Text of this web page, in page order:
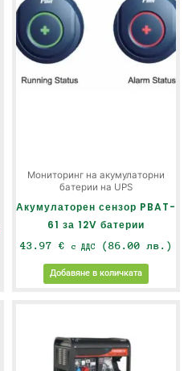
Мониторинг на акумулаторни
батерии на UPS
Акумулаторен сензор PBAT-
61 за 12V батерии
43.97 € с ДДС (86.00 лв.)
Добавяне в количката